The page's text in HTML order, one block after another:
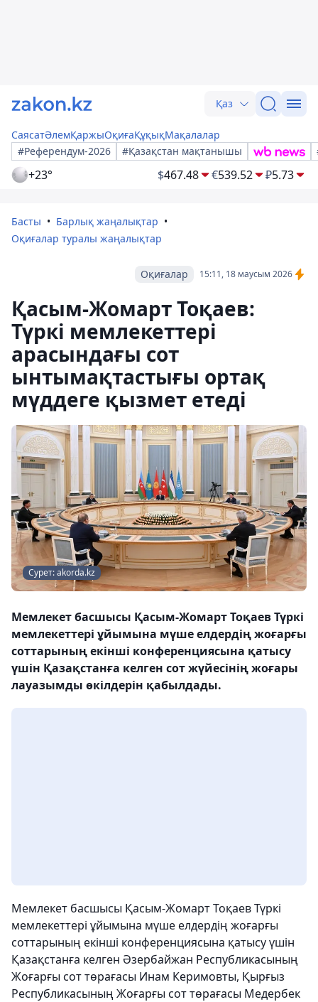
Қаз
СаясатӘлемҚаржыОқиғаҚұқықМақалалар
#Референдум-2026
#Қазақстан мақтанышы
+23° $467.48 €539.52 ₽5.73
Басты
Барлық жаңалықтар
Оқиғалар туралы жаңалықтар
15:11, 18 маусым 2026
Оқиғалар
Қасым-Жомарт Тоқаев:
Түркі мемлекеттері
арасындағы сот
ынтымақтастығы ортақ
мүддеге қызмет етеді
Сурет: akorda.kz
Мемлекет басшысы Қасым-Жомарт Тоқаев Түркі
мемлекеттері ұйымына мүше елдердің жоғарғы
соттарының екінші конференциясына қатысу
үшін Қазақстанға келген сот жүйесінің жоғары
лауазымды өкілдерін қабылдады.
Мемлекет басшысы Қасым-Жомарт Тоқаев Түркі
мемлекеттері ұйымына мүше елдердің жоғарғы
соттарының екінші конференциясына қатысу үшін
Қазақстанға келген Әзербайжан Республикасының
Жоғарғы сот төрағасы Инам Керимовты, Қырғыз
Республикасының Жоғарғы сот төрағасы Медербек